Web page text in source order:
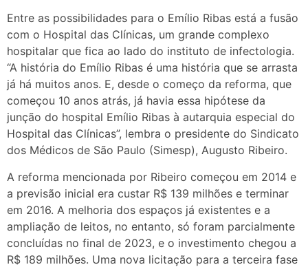
Entre as possibilidades para o Emílio Ribas está a fusão
com o Hospital das Clínicas, um grande complexo
hospitalar que fica ao lado do instituto de infectologia.
“A história do Emílio Ribas é uma história que se arrasta
já há muitos anos. E, desde o começo da reforma, que
começou 10 anos atrás, já havia essa hipótese da
junção do hospital Emílio Ribas à autarquia especial do
Hospital das Clínicas”, lembra o presidente do Sindicato
dos Médicos de São Paulo (Simesp), Augusto Ribeiro.
A reforma mencionada por Ribeiro começou em 2014 e
a previsão inicial era custar R$ 139 milhões e terminar
em 2016. A melhoria dos espaços já existentes e a
ampliação de leitos, no entanto, só foram parcialmente
concluídas no final de 2023, e o investimento chegou a
R$ 189 milhões. Uma nova licitação para a terceira fase